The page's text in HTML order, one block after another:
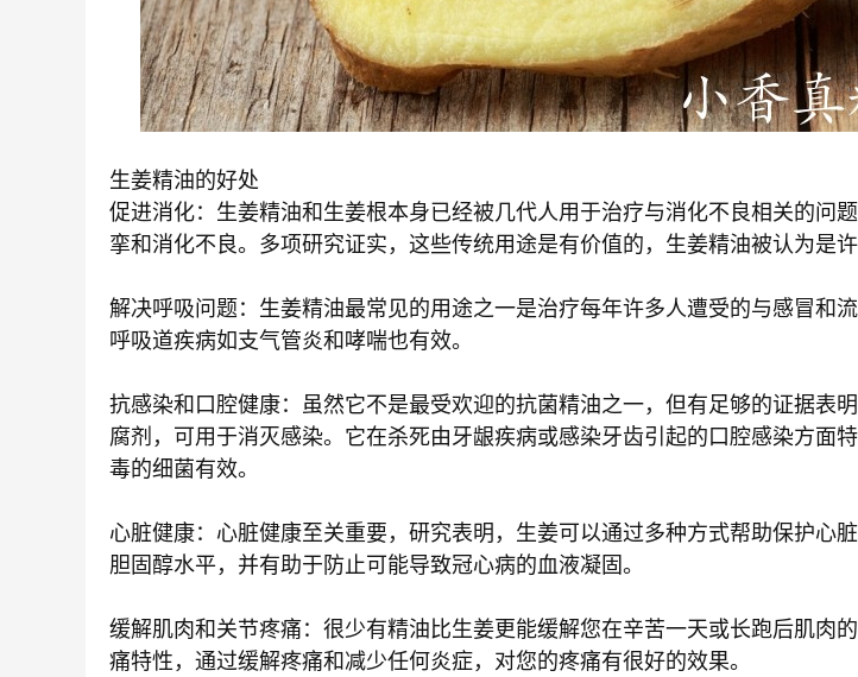
生姜精油的好处
促进消化：生姜精油和生姜根本身已经被几代人用于治疗与消化不良相关的问
挛和消化不良。多项研究证实，这些传统用途是有价值的，生姜精油被认为是
解决呼吸问题：生姜精油最常见的用途之一是治疗每年许多人遭受的与感冒和
呼吸道疾病如支气管炎和哮喘也有效。
抗感染和口腔健康：虽然它不是最受欢迎的抗菌精油之一，但有足够的证据表
腐剂，可用于消灭感染。它在杀死由牙龈疾病或感染牙齿引起的口腔感染方面
毒的细菌有效。
心脏健康：心脏健康至关重要，研究表明，生姜可以通过多种方式帮助保护心
胆固醇水平，并有助于防止可能导致冠心病的血液凝固。
缓解肌肉和关节疼痛：很少有精油比生姜更能缓解您在辛苦一天或长跑后肌肉
痛特性，通过缓解疼痛和减少任何炎症，对您的疼痛有很好的效果。